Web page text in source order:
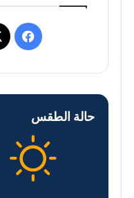
ف
س
و
ك
حالة الطقس